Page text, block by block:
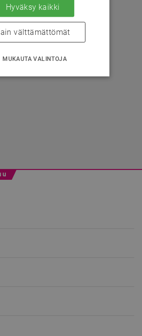
Hyväksy kaikki
välttämättömät
MUKAUTA VALINTOJA